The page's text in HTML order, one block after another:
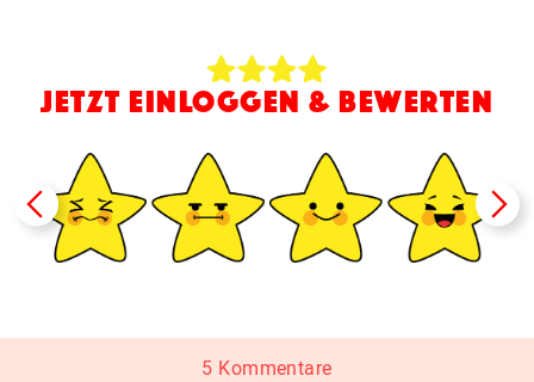
JETZT EINLOGGEN & BEWERTEN
5 Kommentare